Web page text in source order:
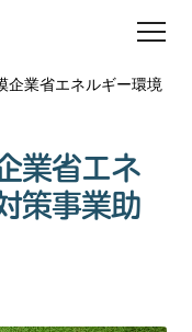
企業省エネルギー環境
業省エネ
策事業助